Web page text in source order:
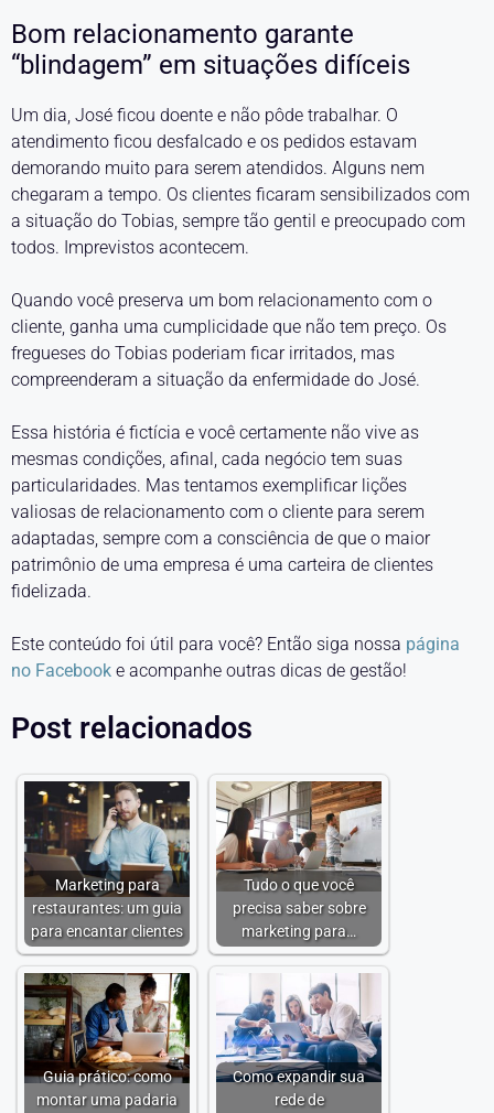
Bom relacionamento garante
“blindagem” em situações difíceis
Um dia, José ficou doente e não pôde trabalhar. O
atendimento ficou desfalcado e os pedidos estavam
demorando muito para serem atendidos. Alguns nem
chegaram a tempo. Os clientes ficaram sensibilizados com
a situação do Tobias, sempre tão gentil e preocupado com
todos. Imprevistos acontecem.
Quando você preserva um bom relacionamento com o
cliente, ganha uma cumplicidade que não tem preço. Os
fregueses do Tobias poderiam ficar irritados, mas
compreenderam a situação da enfermidade do José.
Essa história é fictícia e você certamente não vive as
mesmas condições, afinal, cada negócio tem suas
particularidades. Mas tentamos exemplificar lições
valiosas de relacionamento com o cliente para serem
adaptadas, sempre com a consciência de que o maior
patrimônio de uma empresa é uma carteira de clientes
fidelizada.
Este conteúdo foi útil para você? Então siga nossa página
no Facebook e acompanhe outras dicas de gestão!
Post relacionados
Marketing para
restaurantes: um guia
para encantar clientes
Tudo o que você
precisa saber sobre
marketing para…
Guia prático: como
montar uma padaria
Como expandir sua
rede de